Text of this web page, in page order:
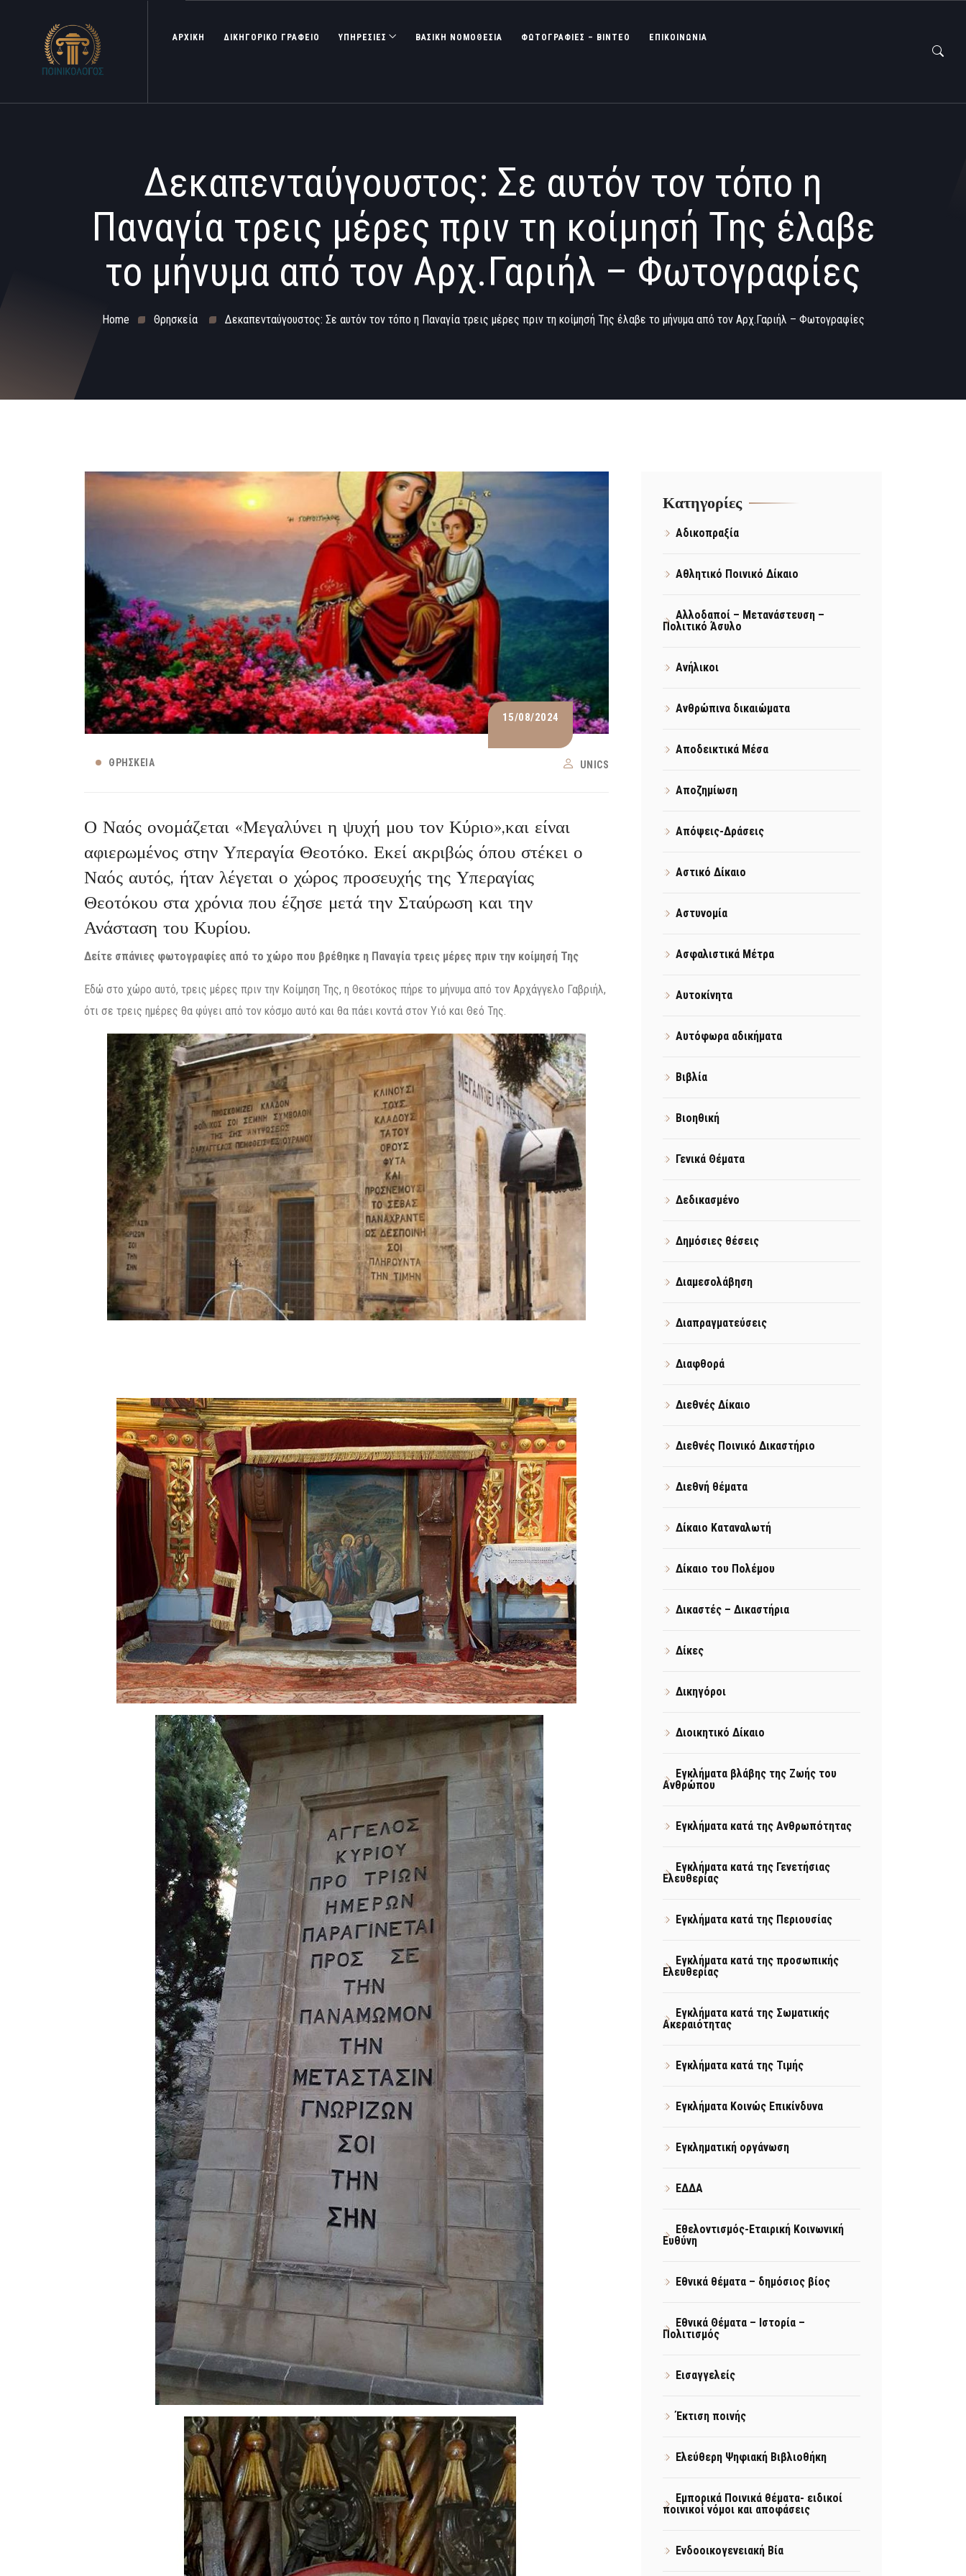
ΑΡΧΙΚΗ ΔΙΚΗΓΟΡΙΚΟ ΓΡΑΦΕΙΟ ΥΠΗΡΕΣΙΕΣ ΒΑΣΙΚΉ ΝΟΜΟΘΕΣΊΑ ΦΩΤΟΓΡΑΦΊΕΣ – ΒΊΝΤΕΟ ΕΠΙΚΟΙΝΩΝΙΑ
Δεκαπενταύγουστος: Σε αυτόν τον τόπο η
Παναγία τρεις μέρες πριν τη κοίμησή Της έλαβε
το μήνυμα από τον Αρχ.Γαριήλ – Φωτογραφίες
Home Θρησκεία Δεκαπενταύγουστος: Σε αυτόν τον τόπο η Παναγία τρεις μέρες πριν τη κοίμησή Της έλαβε το μήνυμα από τον Αρχ.Γαριήλ – Φωτογραφίες
15/08/2024
ΘΡΗΣΚΕΊΑ UNICS
Ο Ναός ονομάζεται «Μεγαλύνει η ψυχή μου τον Κύριο»,και είναι
αφιερωμένος στην Υπεραγία Θεοτόκο. Εκεί ακριβώς όπου στέκει ο
Ναός αυτός, ήταν λέγεται ο χώρος προσευχής της Υπεραγίας
Θεοτόκου στα χρόνια που έζησε μετά την Σταύρωση και την
Ανάσταση του Κυρίου.
Δείτε σπάνιες φωτογραφίες από το χώρο που βρέθηκε η Παναγία τρεις μέρες πριν την κοίμησή Της
Εδώ στο χώρο αυτό, τρεις μέρες πριν την Κοίμηση Της, η Θεοτόκος πήρε το μήνυμα από τον Αρχάγγελο Γαβριήλ,
ότι σε τρεις ημέρες θα φύγει από τον κόσμο αυτό και θα πάει κοντά στον Υιό και Θεό Της.
Kατηγορίες
Αδικοπραξία
Αθλητικό Ποινικό Δίκαιο
Αλλοδαποί – Μετανάστευση –
Πολιτικό Άσυλο
Ανήλικοι
Ανθρώπινα δικαιώματα
Αποδεικτικά Μέσα
Αποζημίωση
Απόψεις-Δράσεις
Αστικό Δίκαιο
Αστυνομία
Ασφαλιστικά Μέτρα
Αυτοκίνητα
Αυτόφωρα αδικήματα
Βιβλία
Βιοηθική
Γενικά Θέματα
Δεδικασμένο
Δημόσιες θέσεις
Διαμεσολάβηση
Διαπραγματεύσεις
Διαφθορά
Διεθνές Δίκαιο
Διεθνές Ποινικό Δικαστήριο
Διεθνή θέματα
Δίκαιο Καταναλωτή
Δίκαιο του Πολέμου
Δικαστές – Δικαστήρια
Δίκες
Δικηγόροι
Διοικητικό Δίκαιο
Εγκλήματα βλάβης της Ζωής του
Ανθρώπου
Εγκλήματα κατά της Ανθρωπότητας
Εγκλήματα κατά της Γενετήσιας
Ελευθερίας
Εγκλήματα κατά της Περιουσίας
Εγκλήματα κατά της προσωπικής
Ελευθερίας
Εγκλήματα κατά της Σωματικής
Ακεραιότητας
Εγκλήματα κατά της Τιμής
Εγκλήματα Κοινώς Επικίνδυνα
Εγκληματική οργάνωση
ΕΔΔΑ
Εθελοντισμός-Εταιρική Κοινωνική
Ευθύνη
Εθνικά θέματα – δημόσιος βίος
Εθνικά Θέματα – Ιστορία –
Πολιτισμός
Εισαγγελείς
Έκτιση ποινής
Ελεύθερη Ψηφιακή Βιβλιοθήκη
Εμπορικά Ποινικά θέματα- ειδικοί
ποινικοί νόμοι και αποφάσεις
Ενδοοικογενειακή Βία